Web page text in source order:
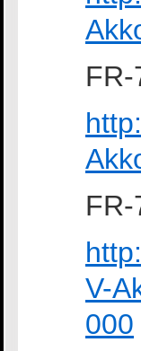
FR-
FR-
V-
000